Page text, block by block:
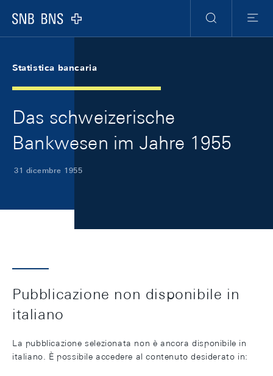
Logo
Ricerca
Menu
Statistica bancaria
Das schweizerische
Bankwesen im Jahre 1955
31 dicembre 1955
Pubblicazione non disponibile in
italiano
La pubblicazione selezionata non è ancora disponibile in
italiano. È possibile accedere al contenuto desiderato in: